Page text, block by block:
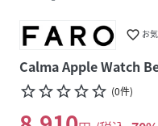
favorite_border お
Calma Apple Watch
star_borderstar_borderstar_borderstar_borderstar_border (0件)